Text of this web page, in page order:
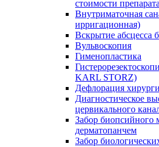
стоимости
Внутриматочная
ирригационная)
Вскрытие абсцесса
Вульвоскопия
Гименопластика
KARL STORZ)
Дефлорация
Диагностическое
цервикального
Забор биопсийного
дерматопанчем
Забор